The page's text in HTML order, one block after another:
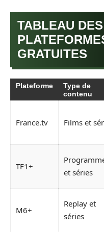
TABLEAU
GRATUITES
Plateforme
Type de
contenu
France.tv Films et
TF1+
et séries
M6+
Replay et
séries